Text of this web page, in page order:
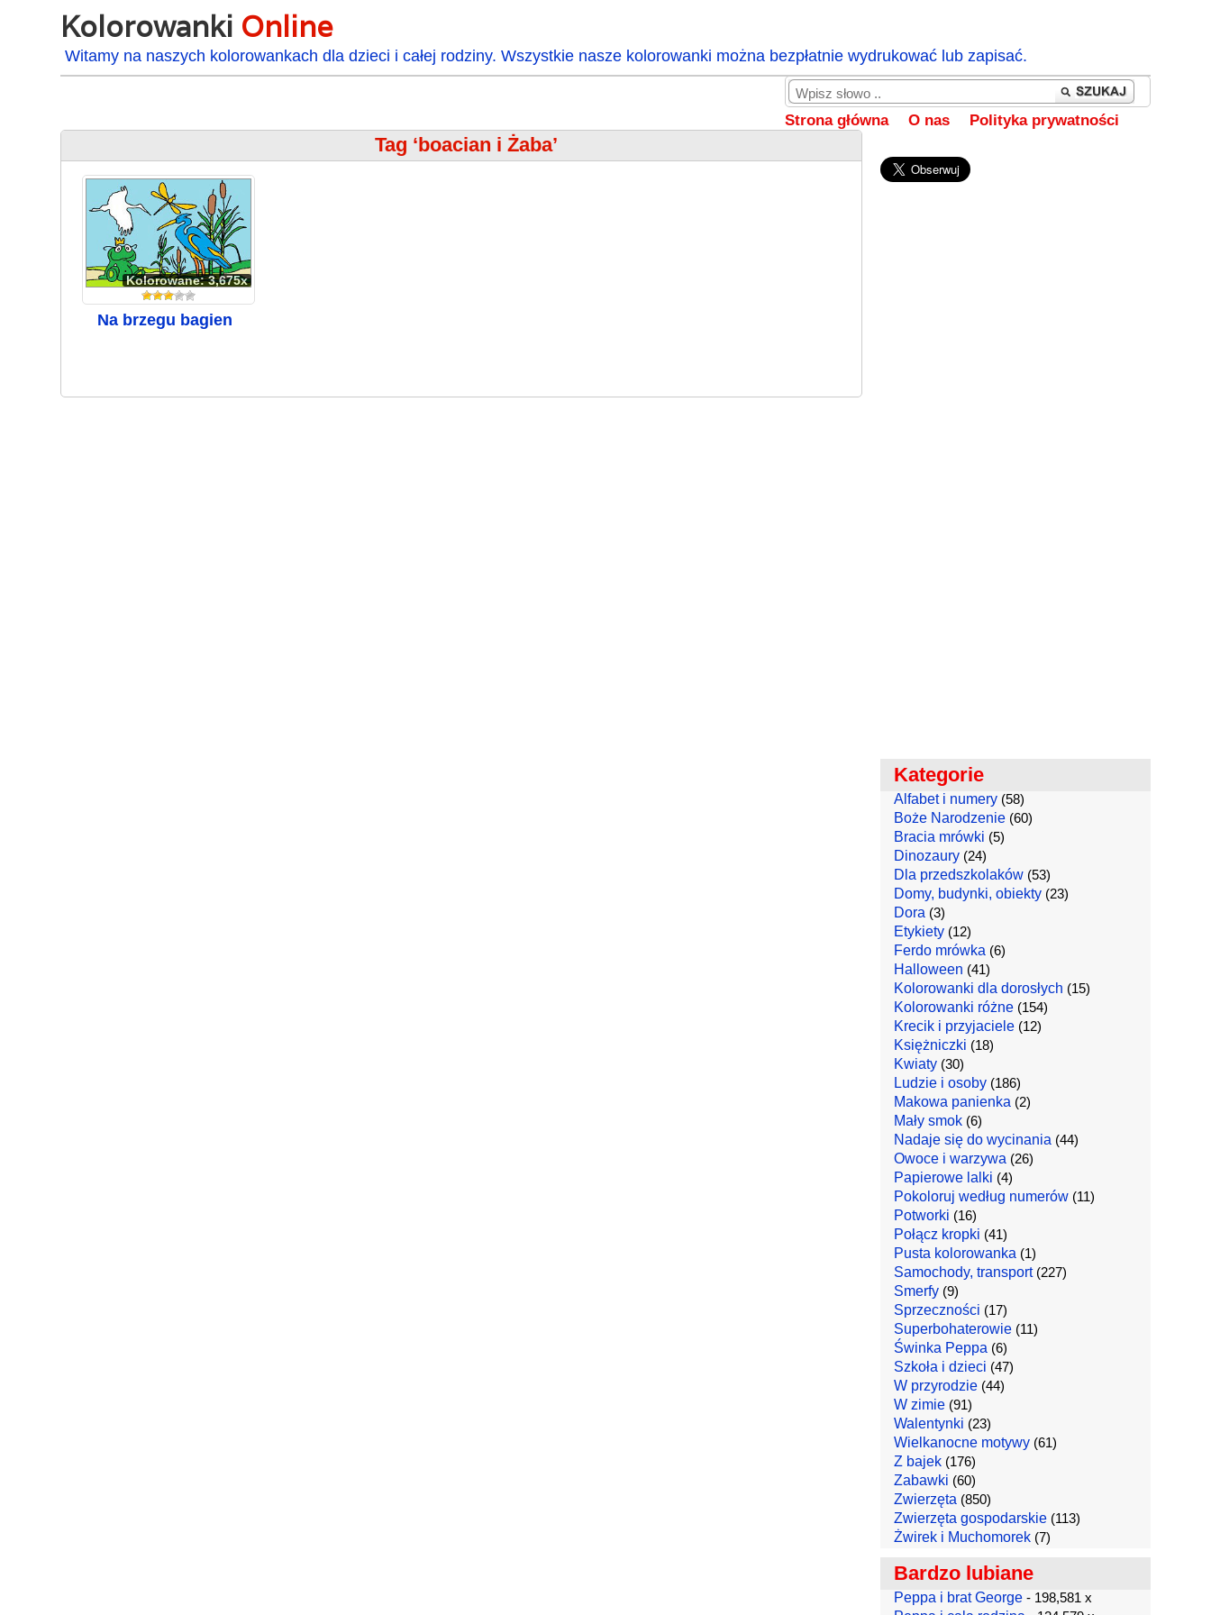
Kolorowanki Online
Witamy na naszych kolorowankach dla dzieci i całej rodziny. Wszystkie nasze kolorowanki można bezpłatnie wydrukować lub zapisać.
Strona główna O nas Polityka prywatności
Tag ‘boacian i Żaba’
Kolorowane: 3,675x
Na brzegu bagien
Kategorie
Alfabet i numery(58)
Boże Narodzenie(60)
Bracia mrówki (5)
Dinozaury(24)
Dla przedszkolaków(53)
Domy, budynki, obiekty(23)
Dora (3)
Etykiety(12)
Ferdo mrówka (6)
Halloween (41)
Kolorowanki dla dorosłych (15)
Kolorowanki różne(154)
Krecik i przyjaciele(12)
Księżniczki (18)
Kwiaty(30)
Ludzie i osoby(186)
Makowa panienka (2)
Mały smok(6)
Nadaje się do wycinania (44)
Owoce i warzywa (26)
Papierowe lalki (4)
Pokoloruj według numerów(11)
Potworki (16)
Połącz kropki (41)
Pusta kolorowanka (1)
Samochody, transport(227)
Smerfy(9)
Sprzeczności (17)
Superbohaterowie(11)
Świnka Peppa (6)
Szkoła i dzieci (47)
W przyrodzie(44)
W zimie(91)
Walentynki (23)
Wielkanocne motywy(61)
Z bajek(176)
Zabawki (60)
Zwierzęta (850)
Zwierzęta gospodarskie(113)
Żwirek i Muchomorek(7)
Bardzo lubiane
Peppa i brat George- 198,581 x